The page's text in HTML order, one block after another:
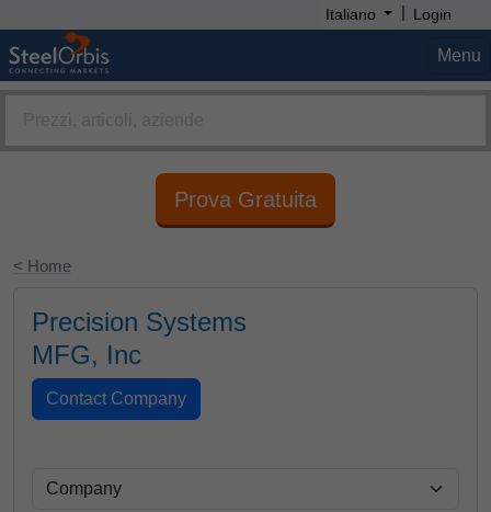
Italiano | Login
Menu
Prova Gratuita
< Home
Precision Systems
MFG, Inc